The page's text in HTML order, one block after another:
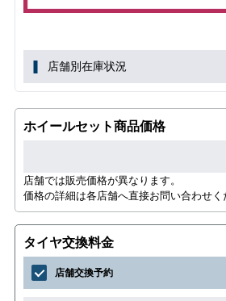
店舗別在庫状況
ホイールセット商品価格
店舗では販売価格が異なります。
価格の詳細は各店舗へ直接お問い合わせく
タイヤ交換料金
店舗交換予約